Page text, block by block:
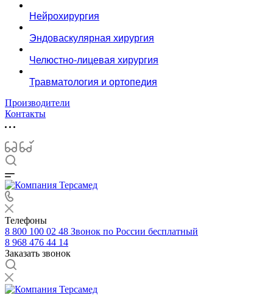
Нейрохирургия
Эндоваскулярная хирургия
Челюстно-лицевая хирургия
Травматология и ортопедия
Производители
Контакты
Телефоны
8 800 100 02 48 Звонок по России бесплатный
8 968 476 44 14
Заказать звонок